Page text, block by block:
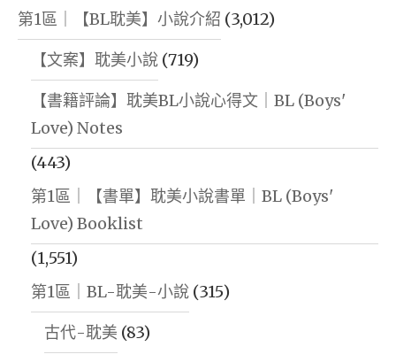
第1區｜【BL耽美】小說介紹 (3,012)
【文案】耽美小說 (719)
【書籍評論】耽美BL小說心得文｜BL (Boys'
Love) Notes
(443)
第1區｜【書單】耽美小說書單｜BL (Boys'
Love) Booklist
(1,551)
第1區｜BL-耽美-小說 (315)
古代-耽美 (83)